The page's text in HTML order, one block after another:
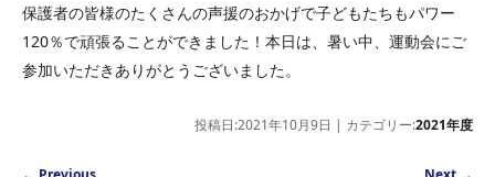
保護者の皆様のたくさんの声援のおかげで子どもたちもパワー
120％で頑張ることができました！本日は、暑い中、運動会にご
参加いただきありがとうございました。
投稿日:2021年10月9日 | カテゴリー:2021年度